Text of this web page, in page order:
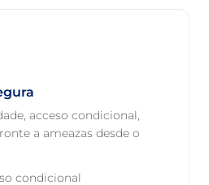
acceso condicional,
a ameazas desde o
condicional